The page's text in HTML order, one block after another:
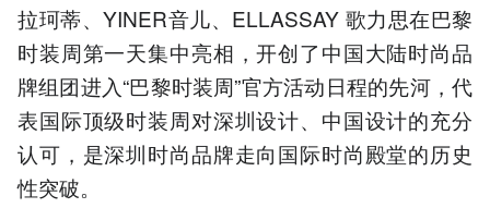
拉珂蒂、YINER音儿、ELLASSAY 歌力思在巴黎
时装周第一天集中亮相，开创了中国大陆时尚品
牌组团进入“巴黎时装周”官方活动日程的先河，代
表国际顶级时装周对深圳设计、中国设计的充分
认可，是深圳时尚品牌走向国际时尚殿堂的历史
性突破。